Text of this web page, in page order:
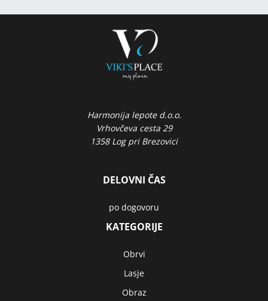
Harmonija lepote d.o.o.
Vrhovčeva cesta 29
1358 Log pri Brezovici
DELOVNI ČAS
po dogovoru
KATEGORIJE
Obrvi
Lasje
Obraz